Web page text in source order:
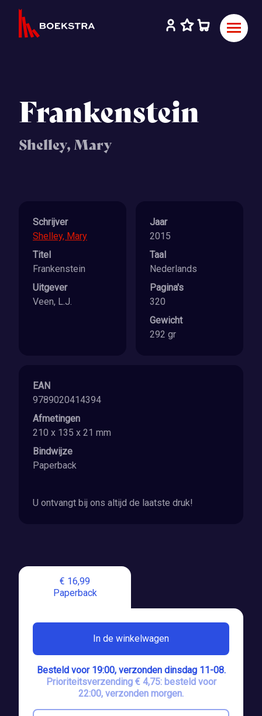
Frankenstein
Shelley, Mary
€ 16,99
Paperback
In de winkelwagen
Besteld voor 19:00, verzonden dinsdag 11-08.
Prioriteitsverzending € 4,75: besteld voor
22:00, verzonden morgen.
Schrijver
Shelley, Mary
Titel
Frankenstein
Uitgever
Veen, L.J.
Jaar
2015
Taal
Nederlands
Pagina's
320
Gewicht
292 gr
EAN
9789020414394
Afmetingen
210 x 135 x 21 mm
Bindwijze
Paperback
U ontvangt bij ons altijd de laatste druk!